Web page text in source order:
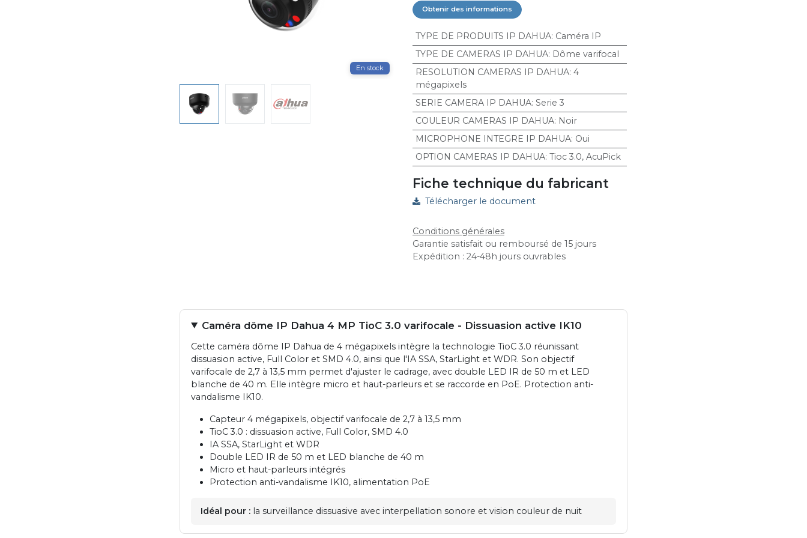
En stock
Obtenir des informations
TYPE DE PRODUITS IP DAHUA: Caméra IP
TYPE DE CAMERAS IP DAHUA: Dôme varifocal
RESOLUTION CAMERAS IP DAHUA: 4
mégapixels
SERIE CAMERA IP DAHUA: Serie 3
COULEUR CAMERAS IP DAHUA: Noir
MICROPHONE INTEGRE IP DAHUA: Oui
OPTION CAMERAS IP DAHUA: Tioc 3.0, AcuPick
Fiche technique du fabricant
Télécharger le document
Conditions générales
Garantie satisfait ou remboursé de 15 jours
Expédition : 24-48h jours ouvrables
Caméra dôme IP Dahua 4 MP TioC 3.0 varifocale - Dissuasion active IK10
Cette caméra dôme IP Dahua de 4 mégapixels intègre la technologie TioC 3.0 réunissant
dissuasion active, Full Color et SMD 4.0, ainsi que l'IA SSA, StarLight et WDR. Son objectif
varifocale de 2,7 à 13,5 mm permet d'ajuster le cadrage, avec double LED IR de 50 m et LED
blanche de 40 m. Elle intègre micro et haut-parleurs et se raccorde en PoE. Protection anti-
vandalisme IK10.
Capteur 4 mégapixels, objectif varifocale de 2,7 à 13,5 mm
TioC 3.0 : dissuasion active, Full Color, SMD 4.0
IA SSA, StarLight et WDR
Double LED IR de 50 m et LED blanche de 40 m
Micro et haut-parleurs intégrés
Protection anti-vandalisme IK10, alimentation PoE
Idéal pour : la surveillance dissuasive avec interpellation sonore et vision couleur de nuit